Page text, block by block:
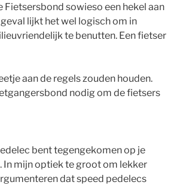
sowieso een hekel aan
lijkt het wel logisch om in
te benutten. Een fietser
aan de regels zouden houden.
nodig om de fietsers
bent tegengekomen op je
In mijn optiek te groot om lekker
dat speed pedelecs